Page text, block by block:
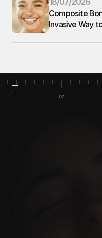
Composite
Invasive Way